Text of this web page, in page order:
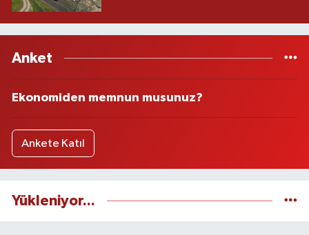
Anket
Ekonomiden memnun musunuz?
Ankete Katıl
Yükleniyor...